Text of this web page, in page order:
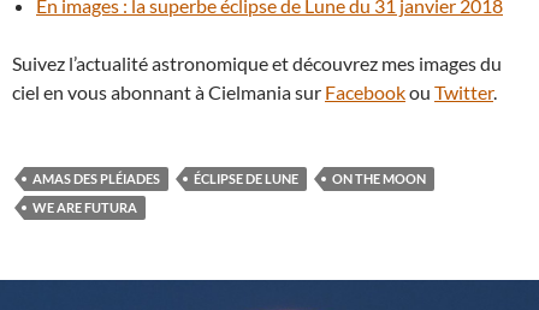
En images : la superbe éclipse de Lune du 31 janvier 2018
Suivez l’actualité astronomique et découvrez mes images du
ciel en vous abonnant à Cielmania sur Facebookou Twitter.
AMAS DES PLÉIADES ÉCLIPSE DE LUNE
ON THE MOON
WE ARE FUTURA